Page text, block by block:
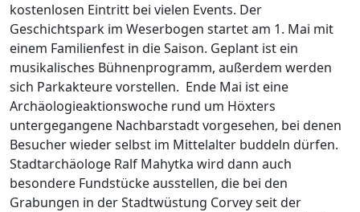
kostenlosen Eintritt bei vielen Events. Der
Geschichtspark im Weserbogen startet am 1. Mai mit
einem Familienfest in die Saison. Geplant ist ein
musikalisches Bühnenprogramm, außerdem werden
sich Parkakteure vorstellen. Ende Mai ist eine
Archäologieaktionswoche rund um Höxters
untergegangene Nachbarstadt vorgesehen, bei denen
Besucher wieder selbst im Mittelalter buddeln dürfen.
Stadtarchäologe Ralf Mahytka wird dann auch
besondere Fundstücke ausstellen, die bei den
Grabungen in der Stadtwüstung Corvey seit der